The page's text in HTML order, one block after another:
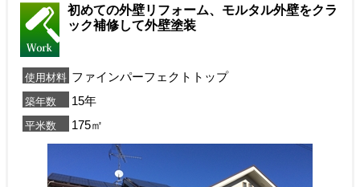
初めての外壁リフォーム、モルタル外壁をクラ
ック補修して外壁塗装
使用材料 ファインパーフェクトトップ
築年数 15年
平米数 175㎡